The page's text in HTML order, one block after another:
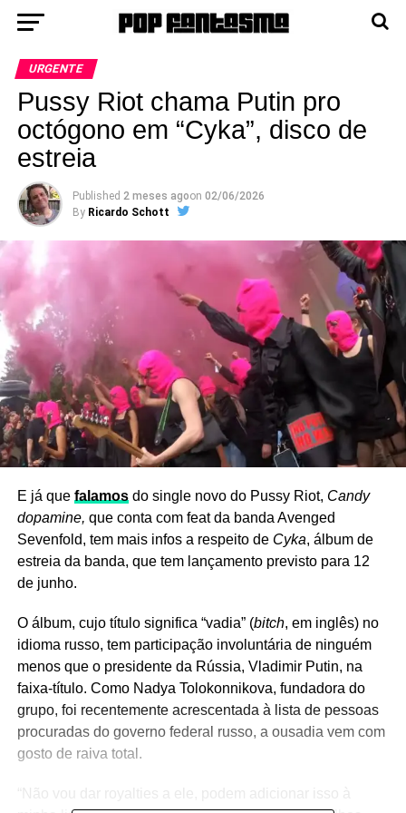
URGENTE
Pussy Riot chama Putin pro
octógono em “Cyka”, disco de
estreia
Published 2 meses agoon 02/06/2026
By Ricardo Schott
E já que falamosdo single novo do Pussy Riot, Candy
dopamine, que conta com feat da banda Avenged
Sevenfold, tem mais infos a respeito de Cyka, álbum de
estreia da banda, que tem lançamento previsto para 12
de junho.
O álbum, cujo título significa “vadia” (bitch, em inglês) no
idioma russo, tem participação involuntária de ninguém
menos que o presidente da Rússia, Vladimir Putin, na
faixa-título. Como Nadya Tolokonnikova, fundadora do
grupo, foi recentemente acrescentada à lista de pessoas
procuradas do governo federal russo, a ousadia vem com
gosto de raiva total.